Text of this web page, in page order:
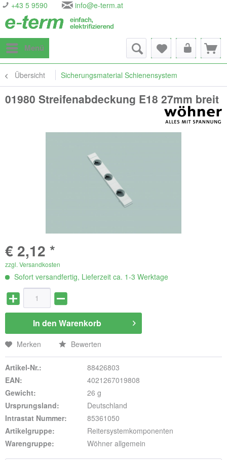
+43 5 9590 info@e-term.at
Menü
Übersicht Sicherungsmaterial Schienensystem
01980 Streifenabdeckung E18 27mm breit
€ 2,12 *
zzgl. Versandkosten
Sofort versandfertig, Lieferzeit ca. 1-3 Werktage
In den Warenkorb
Merken Bewerten
Artikel-Nr.:
88426803
EAN:
4021267019808
Gewicht:
26 g
Ursprungsland:
Deutschland
Intrastat Nummer:
85361050
Artikelgruppe:
Reitersystemkomponenten
Warengruppe:
Wöhner allgemein